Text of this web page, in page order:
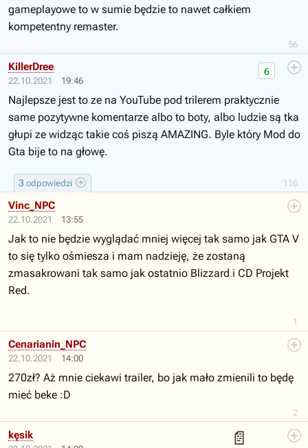
56
gameplayowe to w sumie będzie to nawet całkiem
kompetentny remaster.
22.10.2021 19:46
116
6
3 odpowiedzi
KillerDree
Najlepsze jest to ze na YouTube pod trilerem praktycznie
same pozytywne komentarze albo to boty, albo ludzie są tka
głupi ze widząc takie coś piszą AMAZING. Byle który Mod do
Gta bije to na głowę.
22.10.2021 13:55
1
Vinc_NPC
Jak to nie będzie wyglądać mniej więcej tak samo jak GTA V
to się tylko ośmiesza i mam nadzieję, że zostaną
zmasakrowani tak samo jak ostatnio Blizzard i CD Projekt
Red.
22.10.2021 14:00
2
Cenarianin_NPC
270zł? Aż mnie ciekawi trailer, bo jak mało zmienili to będę
mieć beke :D
📄
kęsik